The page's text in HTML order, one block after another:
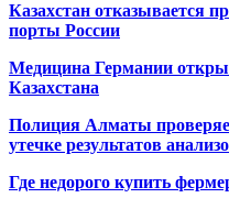
Казахстан отказывается
порты России
Медицина Германии
Казахстана
Полиция Алматы
утечке результатов
Где недорого купить